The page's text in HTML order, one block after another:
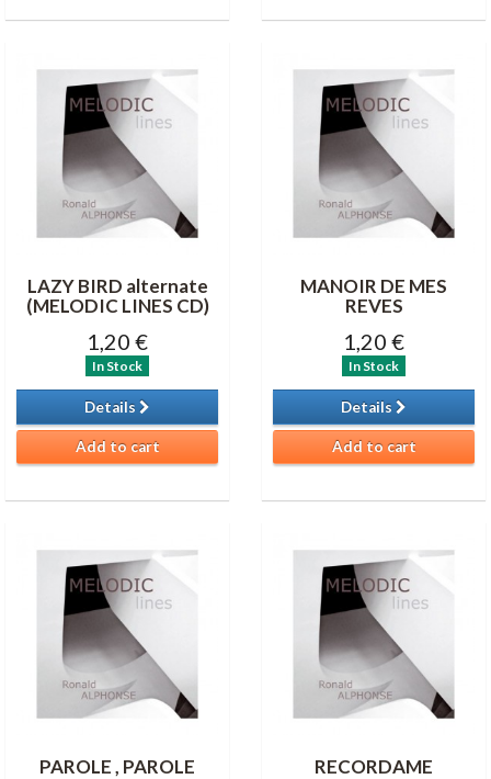
LAZY BIRD alternate
(MELODIC LINES CD)
1,20 €
In Stock
Details
Add to cart
MANOIR DE MES
REVES
1,20 €
In Stock
Details
Add to cart
PAROLE , PAROLE RECORDAME